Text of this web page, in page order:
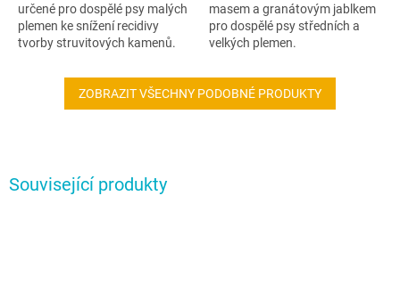
Související produkty
určené pro dospělé psy malých
plemen ke snížení recidivy
tvorby struvitových kamenů.
masem a granátovým jablkem
pro dospělé psy středních a
velkých plemen.
ZOBRAZIT VŠECHNY PODOBNÉ PRODUKTY